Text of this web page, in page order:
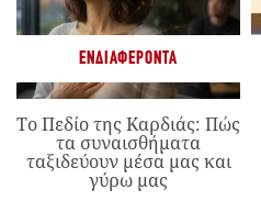
ΕΝΔΙΑΦΈΡΟΝΤΑ
Το Πεδίο της Καρδιάς: Πώς
τα συναισθήματα
ταξιδεύουν μέσα μας και
γύρω μας